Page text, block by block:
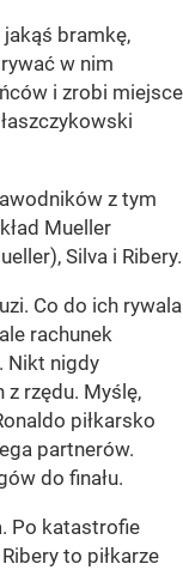
jakąś bramkę,
w nim
i zrobi miejsce
z tym
Mueller
Silva i Ribery.
Co do ich rywala
rachunek
Nikt nigdy
rzędu. Myślę,
piłkarsko
partnerów.
do finału.
Po katastrofie
to piłkarze